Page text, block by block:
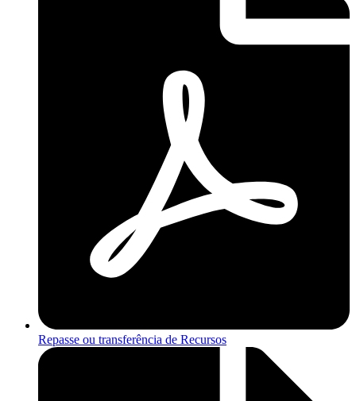
Repasse ou transferência de Recursos